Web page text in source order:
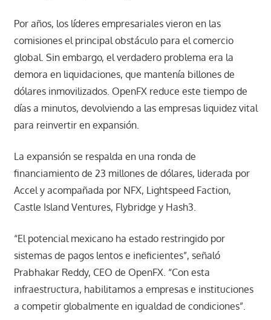
Por años, los líderes empresariales vieron en las
comisiones el principal obstáculo para el comercio
global. Sin embargo, el verdadero problema era la
demora en liquidaciones, que mantenía billones de
dólares inmovilizados. OpenFX reduce este tiempo de
días a minutos, devolviendo a las empresas liquidez vital
para reinvertir en expansión.
La expansión se respalda en una ronda de
financiamiento de 23 millones de dólares, liderada por
Accel y acompañada por NFX, Lightspeed Faction,
Castle Island Ventures, Flybridge y Hash3.
“El potencial mexicano ha estado restringido por
sistemas de pagos lentos e ineficientes”, señaló
Prabhakar Reddy, CEO de OpenFX. “Con esta
infraestructura, habilitamos a empresas e instituciones
a competir globalmente en igualdad de condiciones”.